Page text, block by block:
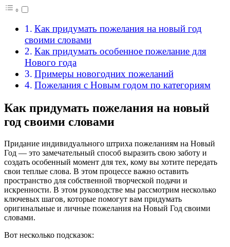
Как придумать пожелания на новый год
своими словами
Как придумать особенное пожелание для
Нового года
Примеры новогодних пожеланий
Пожелания с Новым годом по категориям
Как придумать пожелания на новый
год своими словами
Придание индивидуального штриха пожеланиям на Новый
Год — это замечательный способ выразить свою заботу и
создать особенный момент для тех, кому вы хотите передать
свои теплые слова. В этом процессе важно оставить
пространство для собственной творческой подачи и
искренности. В этом руководстве мы рассмотрим несколько
ключевых шагов, которые помогут вам придумать
оригинальные и личные пожелания на Новый Год своими
словами.
Вот несколько подсказок: